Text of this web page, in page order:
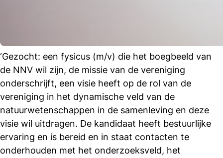
‘Gezocht: een fysicus (m/v) die het boegbeeld van
de NNV wil zijn, de missie van de vereniging
onderschrijft, een visie heeft op de rol van de
vereniging in het dynamische veld van de
natuurwetenschappen in de samenleving en deze
visie wil uitdragen. De kandidaat heeft bestuurlijke
ervaring en is bereid en in staat contacten te
onderhouden met het onderzoeksveld, het